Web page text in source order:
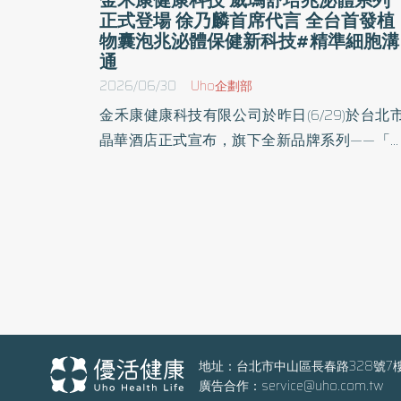
正式登場 徐乃麟首席代言 全台首發植
物囊泡兆泌體保健新科技#精準細胞溝
通
2026/06/30 Uho企劃部
金禾康健康科技有限公司於昨日(6/29)於台北
晶華酒店正式宣布，旗下全新品牌系列——「威
溝通」時代。威瑪舒培兆泌體系列採用上兆數
級之植物囊泡兆泌體（Plant-
Extracellular Vesicles 簡稱PevS）技術，有別於
地址：台北市中山區長春路328號7
廣告合作： service@uho.com.tw